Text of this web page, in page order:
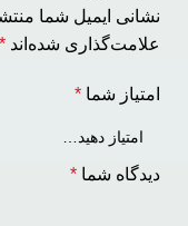
نشانی ایمیل شما
علامت‌گذاری شده‌اند *
امتیاز شما *
دیدگاه شما *